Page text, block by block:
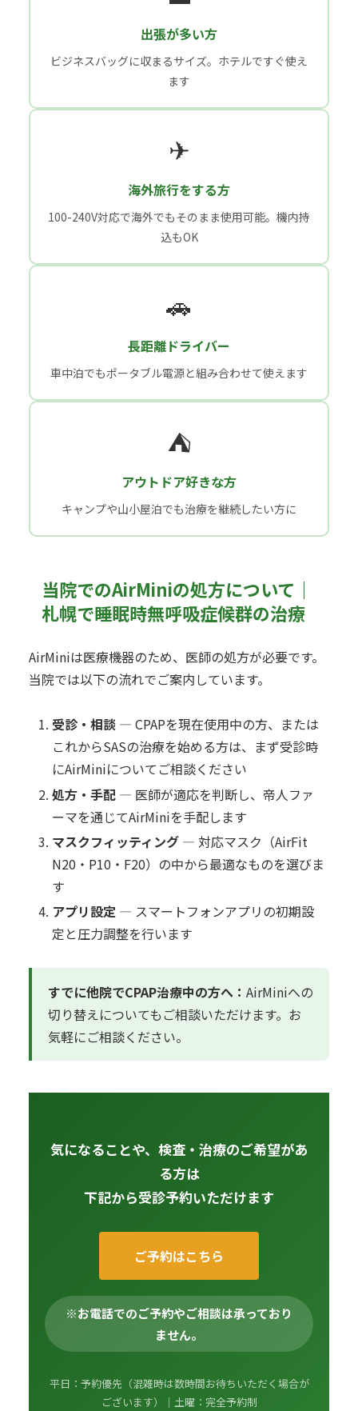
出張が多い方
ビジネスバッグに収まるサイズ。ホテルですぐ使え
ます
✈
海外旅行をする方
100-240V対応で海外でもそのまま使用可能。機内持
込もOK
🚗
長距離ドライバー
車中泊でもポータブル電源と組み合わせて使えます
⛺
アウトドア好きな方
キャンプや山小屋泊でも治療を継続したい方に
当院でのAirMiniの処方について｜
札幌で睡眠時無呼吸症候群の治療
AirMiniは医療機器のため、医師の処方が必要です。
当院では以下の流れでご案内しています。
受診・相談 — CPAPを現在使用中の方、または
これからSASの治療を始める方は、まず受診時
にAirMiniについてご相談ください
処方・手配 — 医師が適応を判断し、帝人ファ
ーマを通じてAirMiniを手配します
マスクフィッティング — 対応マスク（AirFit
N20・P10・F20）の中から最適なものを選びま
す
アプリ設定 — スマートフォンアプリの初期設
定と圧力調整を行います
すでに他院でCPAP治療中の方へ： AirMiniへの
切り替えについてもご相談いただけます。お
気軽にご相談ください。
気になることや、検査・治療のご希望があ
る方は
下記から受診予約いただけます
ご予約はこちら
※お電話でのご予約やご相談は承っており
ません。
平日：予約優先（混雑時は数時間お待ちいただく場合が
ございます）｜土曜：完全予約制